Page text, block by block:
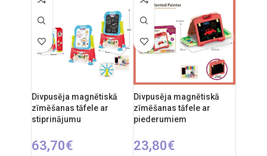
55 cm
Produkta izmēri: 86 x 53 x 45
cm
50 cm
Produkta izmēri: 30 x 49 x 67
cm
Ieteicamais vecums: no 3
Divpusēja magnētiskā
zīmēšanas tāfele ar
stiprinājumu
63,70€
Divpusēja magnētiskā
zīmēšanas tāfele ar
piederumiem
23,80€